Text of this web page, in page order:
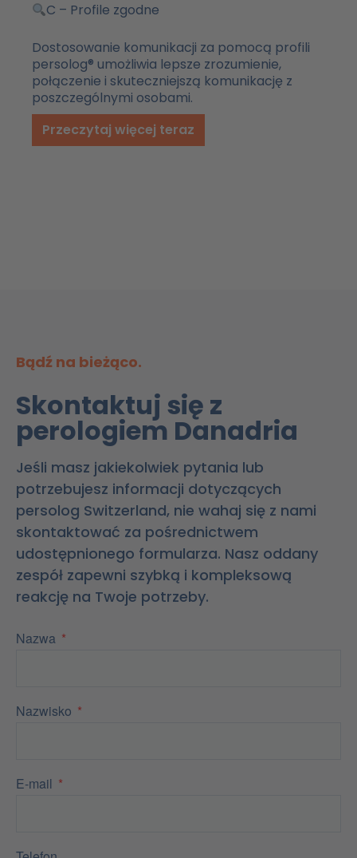
C – Profile zgodne
Dostosowanie komunikacji za pomocą profili
persolog® umożliwia lepsze zrozumienie,
połączenie i skuteczniejszą komunikację z
poszczególnymi osobami.
Przeczytaj więcej teraz
Bądź na bieżąco.
Skontaktuj się z
perologiem Danadria
Jeśli masz jakiekolwiek pytania lub
potrzebujesz informacji dotyczących
persolog Switzerland, nie wahaj się z nami
skontaktować za pośrednictwem
udostępnionego formularza. Nasz oddany
zespół zapewni szybką i kompleksową
reakcję na Twoje potrzeby.
Nazwa
Nazwisko
E-mail